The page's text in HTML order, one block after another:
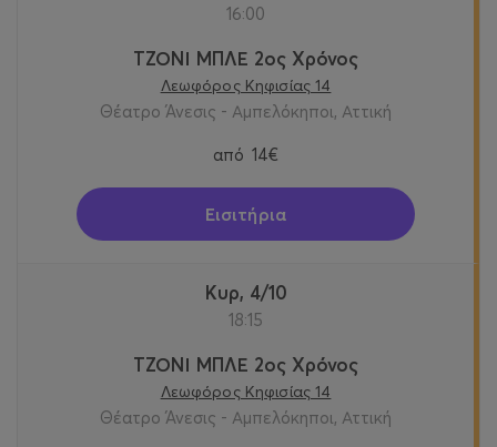
16:00
ΤΖΟΝΙ ΜΠΛΕ 2ος Χρόνος
Λεωφόρος Κηφισίας 14
Θέατρο Άνεσις - Αμπελόκηποι, Αττική
από 14€
Εισιτήρια
Κυρ, 4/10
18:15
ΤΖΟΝΙ ΜΠΛΕ 2ος Χρόνος
Λεωφόρος Κηφισίας 14
Θέατρο Άνεσις - Αμπελόκηποι, Αττική